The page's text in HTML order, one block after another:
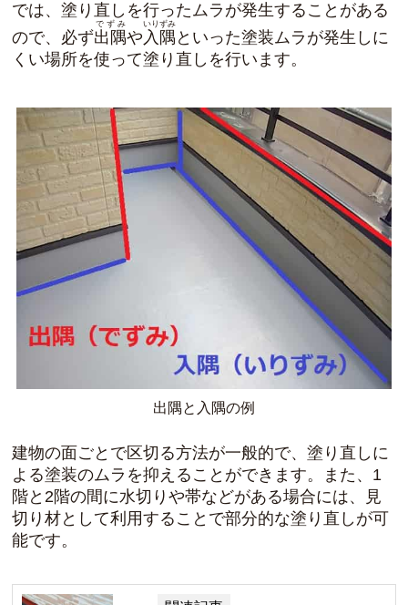
では、塗り直しを行ったムラが発生することがある
ので、必ず出隅
でずみ
や入隅
いりずみ
といった塗装ムラが発生しに
くい場所を使って塗り直しを行います。
出隅と入隅の例
建物の面ごとで区切る方法が一般的で、塗り直しに
よる塗装のムラを抑えることができます。また、1
階と2階の間に水切りや帯などがある場合には、見
切り材として利用することで部分的な塗り直しが可
能です。